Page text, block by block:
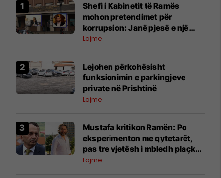
Shefi i Kabinetit të Ramës
mohon pretendimet për
korrupsion: Janë pjesë e një
fushate denigruese
Lajme
Lejohen përkohësisht
funksionimin e parkingjeve
private në Prishtinë
Lajme
Mustafa kritikon Ramën: Po
eksperimenton me qytetarët,
pas tre vjetësh i mbledh plaçkat
për Londër
Lajme